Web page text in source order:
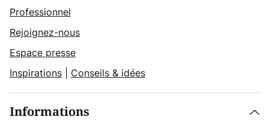
Professionnel
Rejoignez-nous
Espace presse
Inspirations
Conseils & idées
Informations